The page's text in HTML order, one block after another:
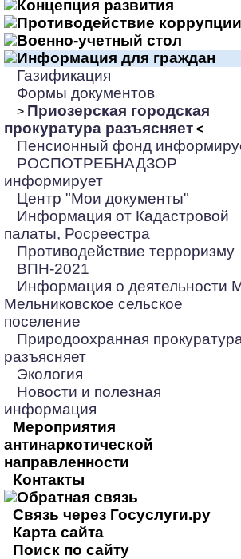
Концепция развития
Противодействие коррупции
Военно-учетный стол
Информация для граждан
Газификация
Формы документов
> Приозерская городская
прокуратура разъясняет <
Пенсионный фонд
РОСПОТРЕБНАДЗОР
информирует
Центр "Мои документы"
Информация от Кадастровой
палаты, Росреестра
Противодействие терроризму
ВПН-2021
Информация о деятельности
Мельниковское сельское
поселение
Природоохранная
разъясняет
Экология
Новости и полезная
информация
Мероприятия
антинаркотической
направленности
Контакты
Обратная связь
Связь через Госуслуги.ру
Карта сайта
Поиск по сайту